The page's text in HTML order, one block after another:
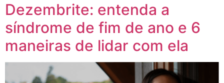
Dezembrite: entenda a
síndrome de fim de ano e 6
maneiras de lidar com ela